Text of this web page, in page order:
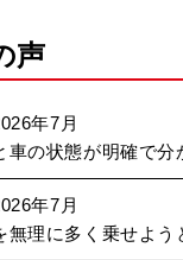
声
年7月
車の状態が明確で分
年7月
無理に多く乗せよ